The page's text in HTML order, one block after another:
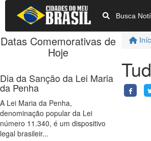
Busca
Datas Comemorativas de
Hoje
Dia da Sanção da Lei Maria
da Penha
A Lei Maria da Penha,
denominação popular da Lei
número 11.340, é um dispositivo
legal brasileir...